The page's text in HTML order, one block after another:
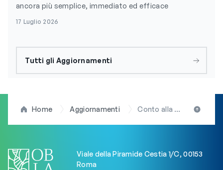
ancora più semplice, immediato ed efficace
17 Luglio 2026
Tutti gli Aggiornamenti
Home Aggiornamenti Conto alla rovescia per l’edizione 2024 della RS21 Cup Yamamay: i consigli nutrizionali dell’OBLA, preziosi per chi fa vela (ma non solo)
Viale della Piramide Cestia 1/C, 00153
Roma